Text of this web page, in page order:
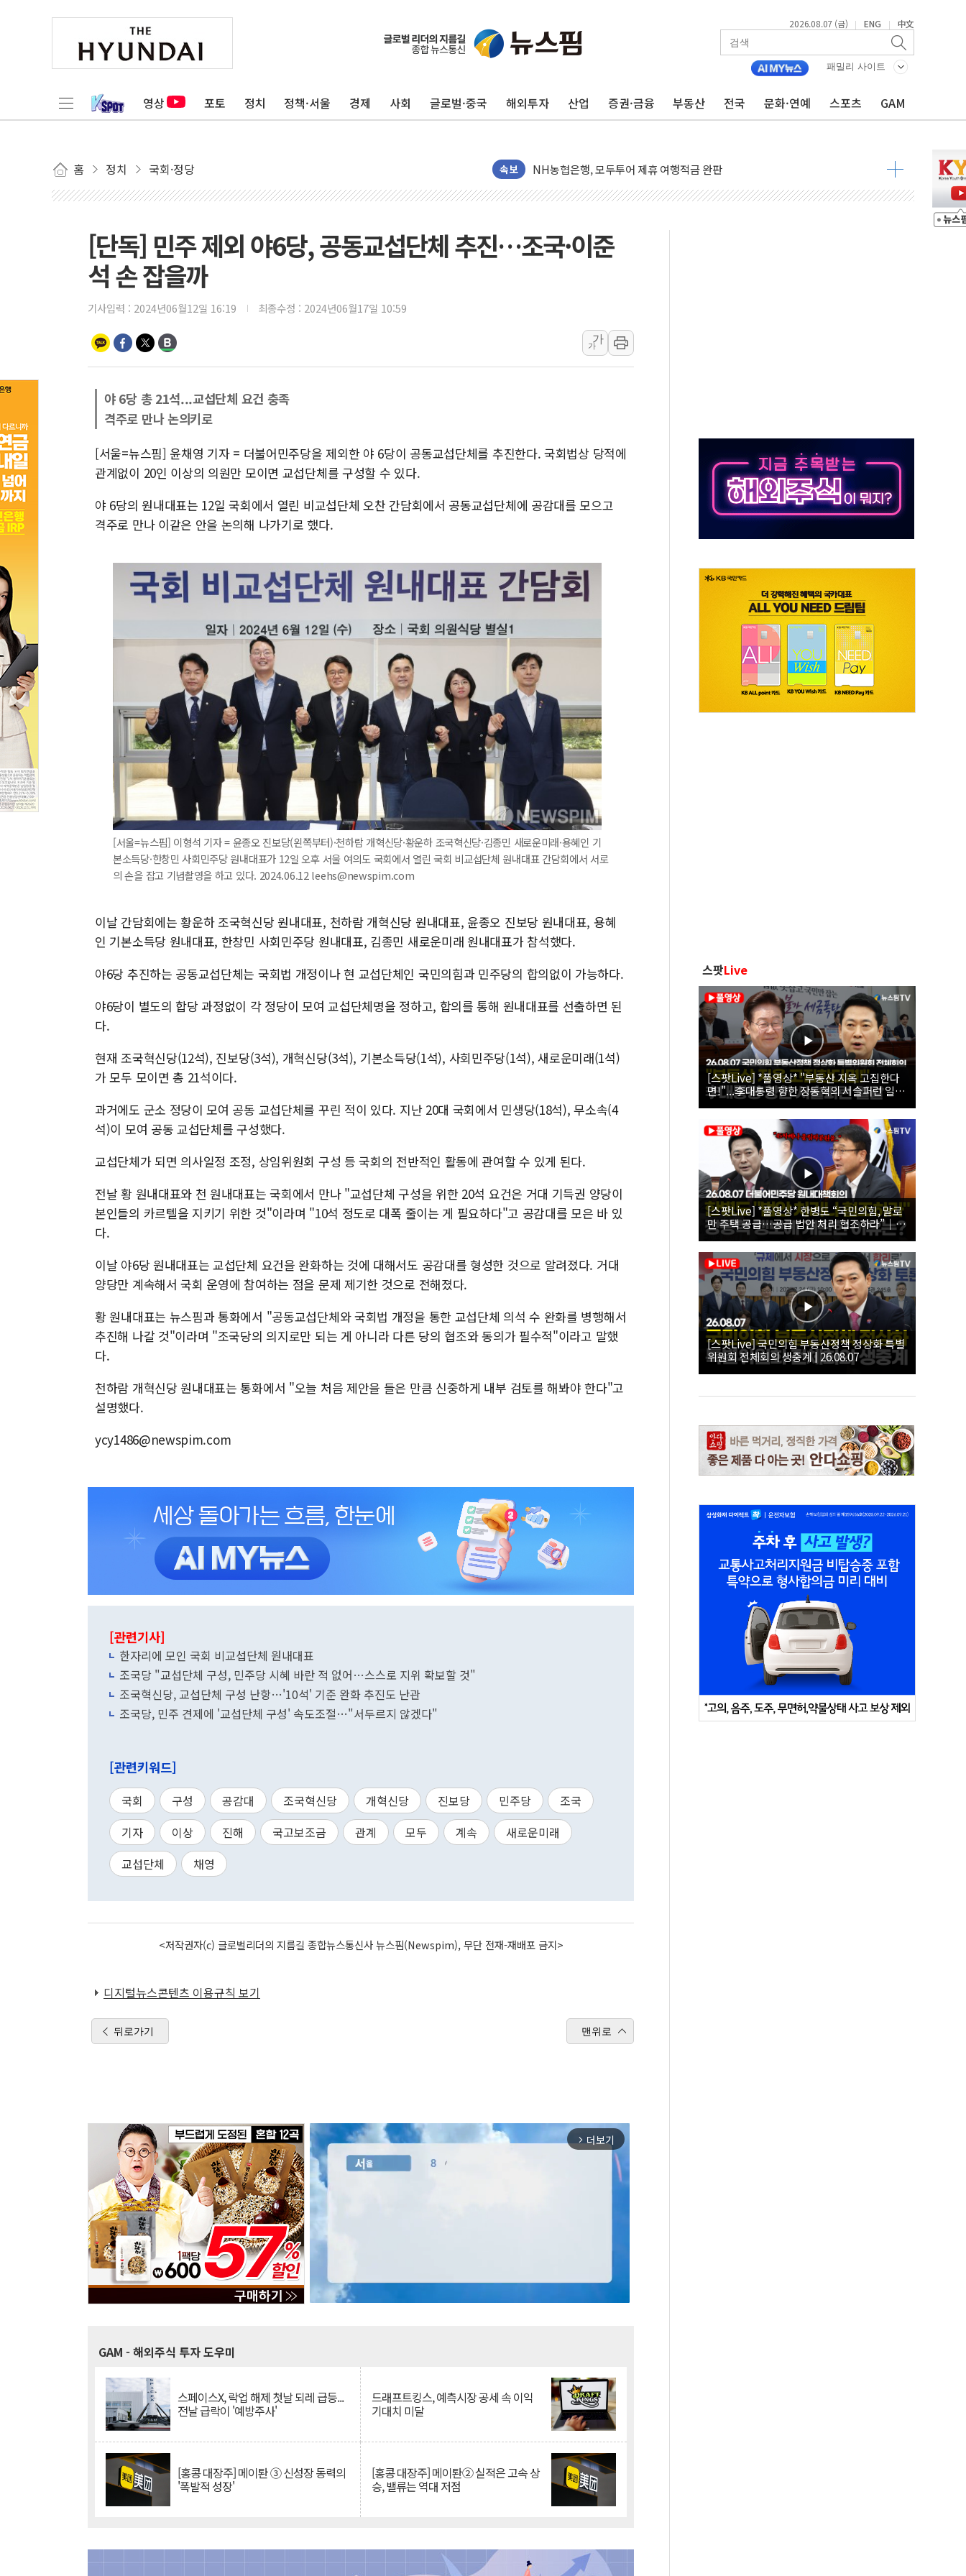
2026.08.07 (금) | ENG | 中文
패밀리 사이트
영상 포토 정치 정책·서울 경제 사회 글로벌·중국 해외투자 산업 증권·금융 부동산 전국 문화·연예 스포츠 GAM
홈 정치 국회·정당 속보
전남광주 화정역 인근 도로 4중 추돌…1명 심정지·5명 부상
'해병 순직 책임' 임성근 전 사단장 항소심도 징역 3년
헥토이노베이션, 상반기 매출 첫 2000억원 돌파
NH농협은행, 모두투어 제휴 여행적금 완판
민병덕 "오늘 67개 점포 영업 재개...장바구니에 홈플러스 담아달라" 호소
종합특검, '尹 관저 이전 감사 무마' 유병호 구속 기소
코스피·코스닥 오전 동반 하락…내린 종목이 두 배 넘어
창호 교체하다 난간 무너져…대전서 50대 일용직 추락 사망
장동혁 "규제와 대출 풀고 재개발·재건축 촉진하는 것이 부동산 정상화"
오렌지플래닛 창업재단, 스타트업 지원 프로그램 성료
경찰, '300억대 사기 혐의' 차가원 대표 구속 송치
[단독] 민주 제외 야6당, 공동교섭단체 추진…조국·이준
석 손 잡을까
기사입력 : 2024년06월12일 16:19 최종수정 : 2024년06월17일 10:59
가
가
야 6당 총 21석...교섭단체 요건 충족
격주로 만나 논의키로
[서울=뉴스핌] 윤채영 기자 = 더불어민주당을 제외한 야 6당이 공동교섭단체를 추진한다. 국회법상 당적에
관계없이 20인 이상의 의원만 모이면 교섭단체를 구성할 수 있다.
야 6당의 원내대표는 12일 국회에서 열린 비교섭단체 오찬 간담회에서 공동교섭단체에 공감대를 모으고
격주로 만나 이같은 안을 논의해 나가기로 했다.
[서울=뉴스핌] 이형석 기자 = 윤종오 진보당(왼쪽부터)·천하람 개혁신당·황운하 조국혁신당·김종민 새로운미래·용혜인 기
본소득당·한창민 사회민주당 원내대표가 12일 오후 서울 여의도 국회에서 열린 국회 비교섭단체 원내대표 간담회에서 서로
의 손을 잡고 기념촬영을 하고 있다. 2024.06.12 leehs@newspim.com
이날 간담회에는 황운하 조국혁신당 원내대표, 천하람 개혁신당 원내대표, 윤종오 진보당 원내대표, 용혜
인 기본소득당 원내대표, 한창민 사회민주당 원내대표, 김종민 새로운미래 원내대표가 참석했다.
야6당 추진하는 공동교섭단체는 국회법 개정이나 현 교섭단체인 국민의힘과 민주당의 합의없이 가능하다.
야6당이 별도의 합당 과정없이 각 정당이 모여 교섭단체명을 정하고, 합의를 통해 원내대표를 선출하면 된
다.
현재 조국혁신당(12석), 진보당(3석), 개혁신당(3석), 기본소득당(1석), 사회민주당(1석), 새로운미래(1석)
가 모두 모이면 총 21석이다.
과거에도 군소 정당이 모여 공동 교섭단체를 꾸린 적이 있다. 지난 20대 국회에서 민생당(18석), 무소속(4
석)이 모여 공동 교섭단체를 구성했다.
교섭단체가 되면 의사일정 조정, 상임위원회 구성 등 국회의 전반적인 활동에 관여할 수 있게 된다.
전날 황 원내대표와 천 원내대표는 국회에서 만나 "교섭단체 구성을 위한 20석 요건은 거대 기득권 양당이
본인들의 카르텔을 지키기 위한 것"이라며 "10석 정도로 대폭 줄이는 게 필요하다"고 공감대를 모은 바 있
다.
이날 야6당 원내대표는 교섭단체 요건을 완화하는 것에 대해서도 공감대를 형성한 것으로 알려졌다. 거대
양당만 계속해서 국회 운영에 참여하는 점을 문제 제기한 것으로 전해졌다.
황 원내대표는 뉴스핌과 통화에서 "공동교섭단체와 국회법 개정을 통한 교섭단체 의석 수 완화를 병행해서
추진해 나갈 것"이라며 "조국당의 의지로만 되는 게 아니라 다른 당의 협조와 동의가 필수적"이라고 말했
다.
천하람 개혁신당 원내대표는 통화에서 "오늘 처음 제안을 들은 만큼 신중하게 내부 검토를 해봐야 한다"고
설명했다.
ycy1486@newspim.com
[관련기사]
한자리에 모인 국회 비교섭단체 원내대표
조국당 "교섭단체 구성, 민주당 시혜 바란 적 없어…스스로 지위 확보할 것"
조국혁신당, 교섭단체 구성 난항…'10석' 기준 완화 추진도 난관
조국당, 민주 견제에 '교섭단체 구성' 속도조절…"서두르지 않겠다"
[관련키워드]
국회 구성 공감대 조국혁신당 개혁신당 진보당 민주당
조국
기자
이상 진해 국고보조금 관계 모두 계속
새로운미래
교섭단체
채영
<저작권자(c) 글로벌리더의 지름길 종합뉴스통신사 뉴스핌(Newspim), 무단 전재-재배포 금지>
디지털뉴스콘텐츠 이용규칙 보기
뒤로가기 맨위로
arrow_forward_ios 더보기
GAM - 해외주식 투자 도우미
스페이스X, 락업 해제 첫날 되레 급등...
전날 급락이 '예방주사'
드래프트킹스, 예측시장 공세 속 이익
기대치 미달
[홍콩 대장주] 메이퇀 ③ 신성장 동력의
'폭발적 성장'
[홍콩 대장주] 메이퇀② 실적은 고속 상
승, 밸류는 역대 저점
스팟Live
[스팟Live] *풀영상* "부동산 지옥 고집한다
면!"...李대통령 향한 장동혁의 서슬퍼런 일갈
| 26.08.07 국민의힘 부동산정책 정상화 특별
위원회 전체회의
[스팟Live] *풀영상* 한병도 “국민의힘, 말로
만 주택 공급…공급 법안 처리 협조하라”｜
26.08.07 더불어민주당 원내대책회의
[스팟Live] 국민의힘 부동산정책 정상화 특별
위원회 전체회의 생중계 | 26.08.07